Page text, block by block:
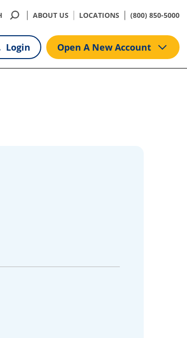
ABOUT US LOCATIONS (800) 850-5000
Login Open A New Account